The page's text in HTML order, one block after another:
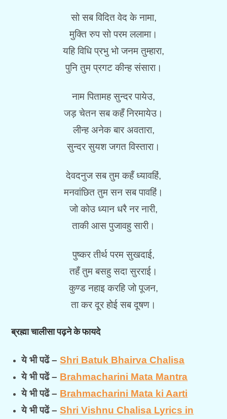
सो सब विदित वेद के नामा,
मुक्ति रुप सो परम ललामा।
यहि विधि प्रभु भो जनम तुम्हारा,
पुनि तुम प्रगट कीन्ह संसारा।
नाम पितामह सुन्दर पायेउ,
जड़ चेतन सब कहँ निरमायेउ।
लीन्ह अनेक बार अवतारा,
सुन्दर सुयश जगत विस्तारा।
देवदनुज सब तुम कहँ ध्यावहिं,
मनवांछित तुम सन सब पावहिं।
जो कोउ ध्यान धरै नर नारी,
ताकी आस पुजावहु सारी।
पुष्कर तीर्थ परम सुखदाई,
तहँ तुम बसहु सदा सुरराई।
कुण्ड नहाइ करहि जो पूजन,
ता कर दूर होई सब दूषण।
ब्रह्मा चालीसा पढ़ने के फायदे
ये भी पढें –Shri Batuk Bhairva Chalisa
ये भी पढें – Brahmacharini Mata Mantra
ये भी पढें – Brahmacharini Mata ki Aarti
ये भी पढें –Shri Vishnu Chalisa Lyrics in